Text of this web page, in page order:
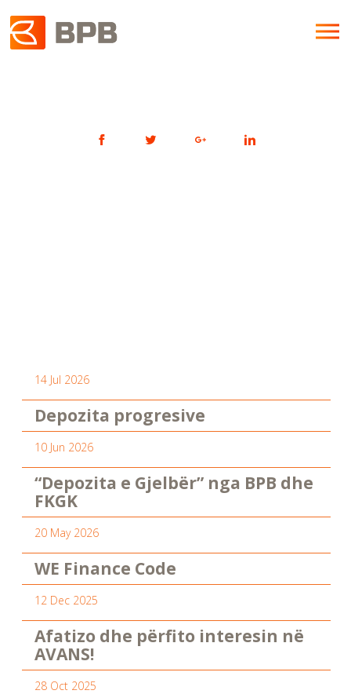
14 Jul 2026
Depozita progresive
10 Jun 2026
“Depozita e Gjelbër” nga BPB dhe
FKGK
20 May 2026
WE Finance Code
12 Dec 2025
Afatizo dhe përfito interesin në
AVANS!
28 Oct 2025